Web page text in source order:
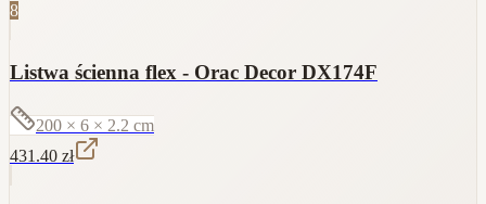
8
Listwa ścienna flex - Orac Decor DX174F
200 × 6 × 2.2 cm
431.40 zł